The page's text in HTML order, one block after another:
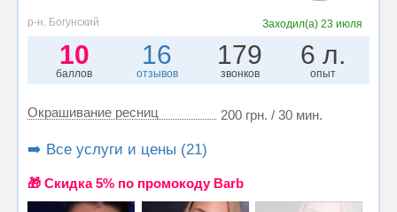
р-н. Богунский Заходил(а)23 июля
10
баллов
16
отзывов
179
звонков
6 л.
опыт
Окрашивание ресниц 200 грн. / 30 мин.
➡️ Все услуги и цены (21)
🎁 Cкидка 5% по промокоду Barb